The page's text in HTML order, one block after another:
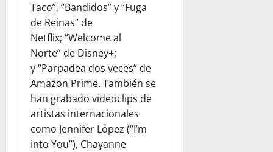
Taco”, “Bandidos” y “Fuga
de Reinas” de
Netflix; “Welcome al
Norte” de Disney+;
y “Parpadea dos veces” de
Amazon Prime. También se
han grabado videoclips de
artistas internacionales
como Jennifer López (“I’m
into You”), Chayanne